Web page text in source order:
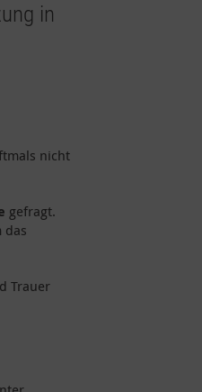
in
nicht
gefragt.
das
Trauer